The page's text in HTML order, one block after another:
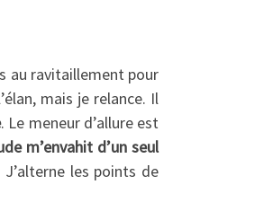
au ravitaillement pour
mais je relance. Il
. Le meneur d’allure est
m’envahit d’un seul
les points de